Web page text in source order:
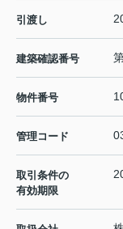
引渡し
建築確認番号
物件番号
管理コード
取引条件の
有効期限